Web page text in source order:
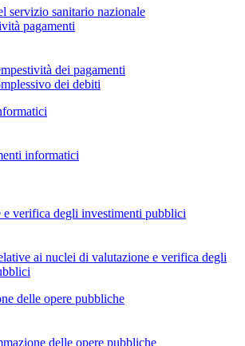
servizio sanitario nazionale
pagamenti
dei pagamenti
dei debiti
informatici
verifica degli investimenti pubblici
ai nuclei di valutazione e verifica degli
delle opere pubbliche
delle opere pubbliche